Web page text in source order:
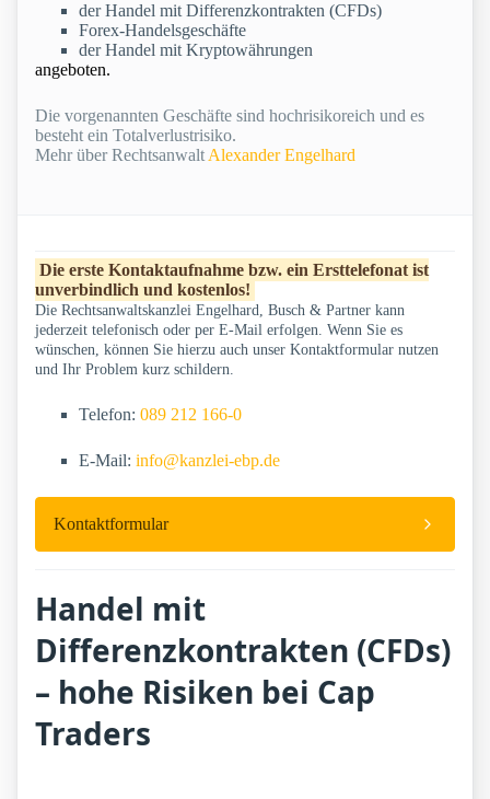
der Handel mit Differenzkontrakten (CFDs)
Forex-Handelsgeschäfte
der Handel mit Kryptowährungen
angeboten.
Die vorgenannten Geschäfte sind hochrisikoreich und es
besteht ein Totalverlustrisiko.
Mehr über Rechtsanwalt Alexander Engelhard
Die erste Kontaktaufnahme bzw. ein Ersttelefonat ist
unverbindlich und kostenlos!
Die Rechtsanwaltskanzlei Engelhard, Busch & Partner kann
jederzeit telefonisch oder per E-Mail erfolgen. Wenn Sie es
wünschen, können Sie hierzu auch unser Kontaktformular nutzen
und Ihr Problem kurz schildern.
Telefon: 089 212 166-0
E-Mail: info@kanzlei-ebp.de
Kontaktformular
Handel mit
Differenzkontrakten (CFDs)
– hohe Risiken bei Cap
Traders